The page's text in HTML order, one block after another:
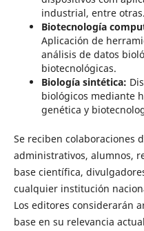
industrial, entre otras.
Biotecnología
Aplicación de
análisis de datos
biotecnológicas.
Biología sintética:
biológicos mediante
genética y
Se reciben colaboraciones
administrativos, alumnos,
base científica,
cualquier institución
Los editores considerarán
base en su relevancia